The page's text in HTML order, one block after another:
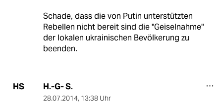
Schade, dass die von Putin unterstützten
Rebellen nicht bereit sind die "Geiselnahme"
der lokalen ukrainischen Bevölkerung zu
beenden.
HS H.-G- S.
28.07.2014, 13:38 Uhr